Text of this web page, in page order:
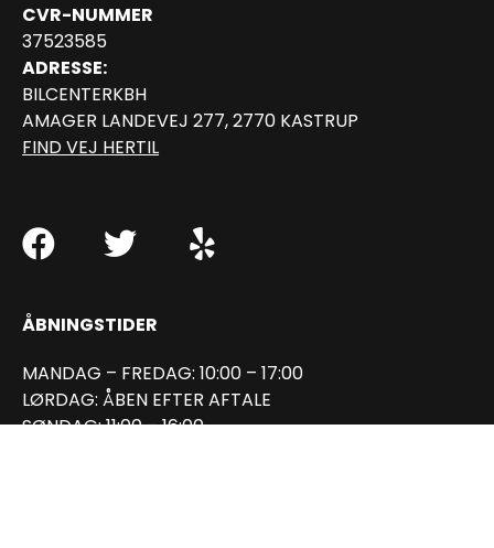
CVR-NUMMER
37523585
ADRESSE:
BILCENTERKBH
AMAGER LANDEVEJ 277, 2770 KASTRUP
FIND VEJ HERTIL
ÅBNINGSTIDER
MANDAG – FREDAG: 10:00 – 17:00
LØRDAG: ÅBEN EFTER AFTALE
SØNDAG: 11:00 – 16:00